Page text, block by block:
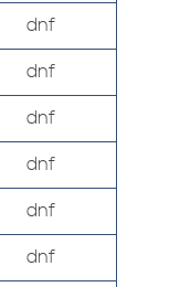
dnf
dnf
dnf
dnf
dnf
dnf